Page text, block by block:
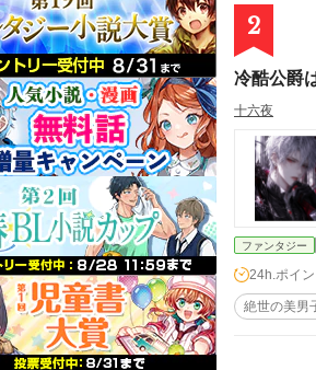
2
冷酷公爵
十六夜
ファンタジー
24h.ポイン
絶世の美男